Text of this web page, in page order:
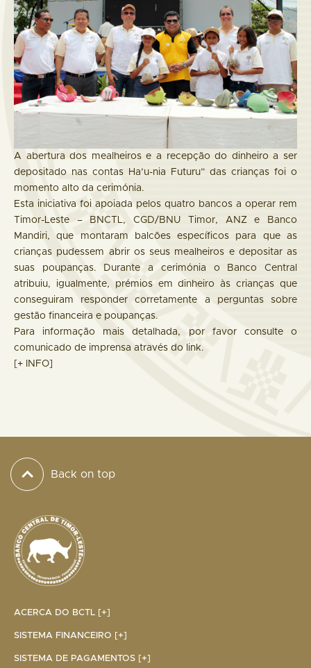
A abertura dos mealheiros e a recepção do dinheiro a ser
depositado nas contas Ha’u-nia Futuru” das crianças foi o
momento alto da cerimónia.
Esta iniciativa foi apoiada pelos quatro bancos a operar rem
Timor-Leste – BNCTL, CGD/BNU Timor, ANZ e Banco
Mandiri, que montaram balcões específicos para que as
crianças pudessem abrir os seus mealheiros e depositar as
suas poupanças. Durante a cerimónia o Banco Central
atribuiu, igualmente, prémios em dinheiro às crianças que
conseguiram responder corretamente a perguntas sobre
gestão financeira e poupanças.
Para informação mais detalhada, por favor consulte o
comunicado de imprensa através do link.
[+ INFO]
Back on top
ACERCA DO BCTL [+]
SISTEMA FINANCEIRO [+]
SISTEMA DE PAGAMENTOS [+]